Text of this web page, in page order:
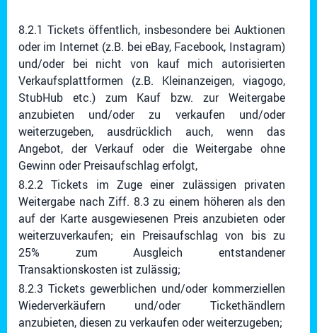
8.2.1 Tickets öffentlich, insbesondere bei Auktionen
oder im Internet (z.B. bei eBay, Facebook, Instagram)
und/oder bei nicht von kauf mich autorisierten
Verkaufsplattformen (z.B. Kleinanzeigen, viagogo,
StubHub etc.) zum Kauf bzw. zur Weitergabe
anzubieten und/oder zu verkaufen und/oder
weiterzugeben, ausdrücklich auch, wenn das
Angebot, der Verkauf oder die Weitergabe ohne
Gewinn oder Preisaufschlag erfolgt,
8.2.2 Tickets im Zuge einer zulässigen privaten
Weitergabe nach Ziff. 8.3 zu einem höheren als den
auf der Karte ausgewiesenen Preis anzubieten oder
weiterzuverkaufen; ein Preisaufschlag von bis zu
25% zum Ausgleich entstandener
Transaktionskosten ist zulässig;
8.2.3 Tickets gewerblichen und/oder kommerziellen
Wiederverkäufern und/oder Tickethändlern
anzubieten, diesen zu verkaufen oder weiterzugeben;